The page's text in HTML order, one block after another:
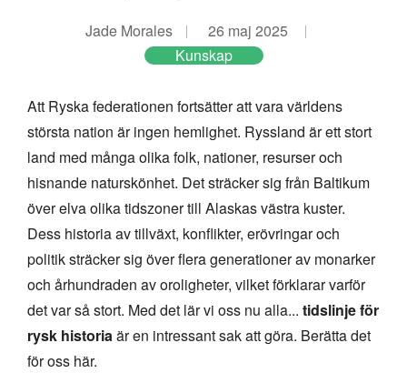
Jade Morales
26 maj 2025
Kunskap
Att Ryska federationen fortsätter att vara världens
största nation är ingen hemlighet. Ryssland är ett stort
land med många olika folk, nationer, resurser och
hisnande naturskönhet. Det sträcker sig från Baltikum
över elva olika tidszoner till Alaskas västra kuster.
Dess historia av tillväxt, konflikter, erövringar och
politik sträcker sig över flera generationer av monarker
och århundraden av oroligheter, vilket förklarar varför
det var så stort. Med det lär vi oss nu alla... tidslinje för
rysk historiaär en intressant sak att göra. Berätta det
för oss här.